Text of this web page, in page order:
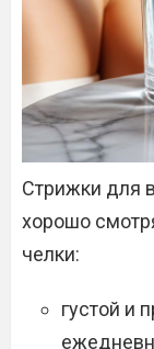
Стрижки для
хорошо
челки:
густой и